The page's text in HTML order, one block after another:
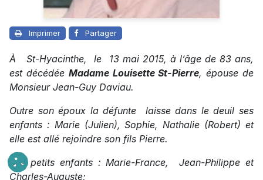
Imprimer Partager
À St-Hyacinthe, le 13 mai 2015, à l’âge de 83 ans,
est décédée Madame Louisette St-Pierre, épouse de
Monsieur Jean-Guy Daviau.
Outre son époux la défunte laisse dans le deuil ses
enfants : Marie (Julien), Sophie, Nathalie (Robert) et
elle est allé rejoindre son fils Pierre.
Ses petits enfants : Marie-France, Jean-Philippe et
Charles-Auguste;